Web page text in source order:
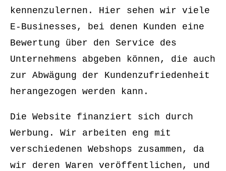
kennenzulernen. Hier sehen wir viele
E-Businesses, bei denen Kunden eine
Bewertung über den Service des
Unternehmens abgeben können, die auch
zur Abwägung der Kundenzufriedenheit
herangezogen werden kann.
Die Website finanziert sich durch
Werbung. Wir arbeiten eng mit
verschiedenen Webshops zusammen, da
wir deren Waren veröffentlichen, und